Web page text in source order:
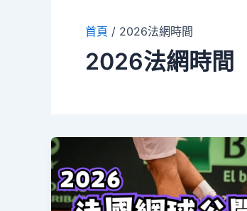
首頁 / 2026法網時間
2026法網時間